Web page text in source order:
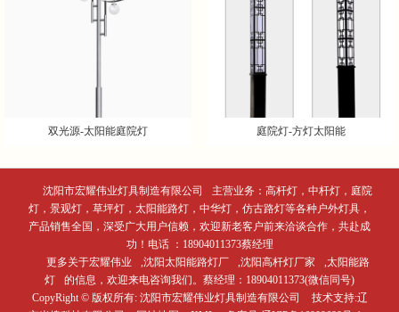
双光源-太阳能庭院灯 庭院灯-方灯太阳能
沈阳市宏耀伟业灯具制造有限公司
主营业务：高杆灯，中杆灯，庭院
灯，景观灯，草坪灯，太阳能路灯，中华灯，仿古路灯等各种户外灯具，
产品销售全国，深受广大用户信赖，欢迎新老客户前来洽谈合作，共赴成
功！电话 ：18904011373蔡经理
更多关于宏耀伟业 ,沈阳太阳能路灯厂 ,沈阳高杆灯厂家 ,太阳能路
灯
的信息，欢迎来电咨询我们。 蔡经理：18904011373(微信同号)
CopyRight © 版权所有: 沈阳市宏耀伟业灯具制造有限公司 技术支持:辽